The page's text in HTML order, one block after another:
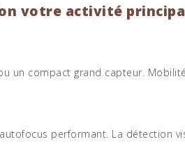
votre activité
un compact grand capteur.
performant. La détection